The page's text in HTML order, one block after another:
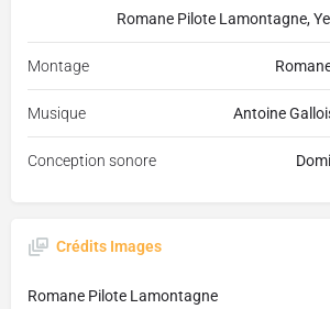
Romane Pilote Lamontagne,
Montage
Musique Antoine
Conception sonore
Crédits Images
Romane Pilote Lamontagne